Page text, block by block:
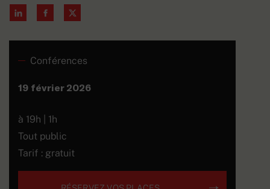
Conférences
19 février 2026
à 19h | 1h
Tout public
Tarif : gratuit